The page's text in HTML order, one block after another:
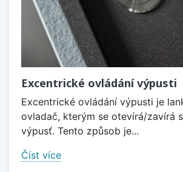
Excentrické ovládání výpusti
Excentrické ovládání výpusti je
ovladač, kterým se otevírá/zavírá
výpusť. Tento způsob je...
Číst více